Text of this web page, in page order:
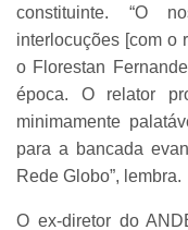
constituinte. “O
interlocuções [com o
o Florestan
época. O relator
minimamente
para a bancada
Rede Globo”, lembra.
O ex-diretor do